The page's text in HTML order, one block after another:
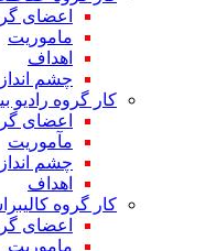
اعضای
ماموریت
اهداف
چشم انداز
کار گروه رادیو
اعضای
مآموریت
چشم انداز
اهداف
کار گروه
اعضای
ماموریت